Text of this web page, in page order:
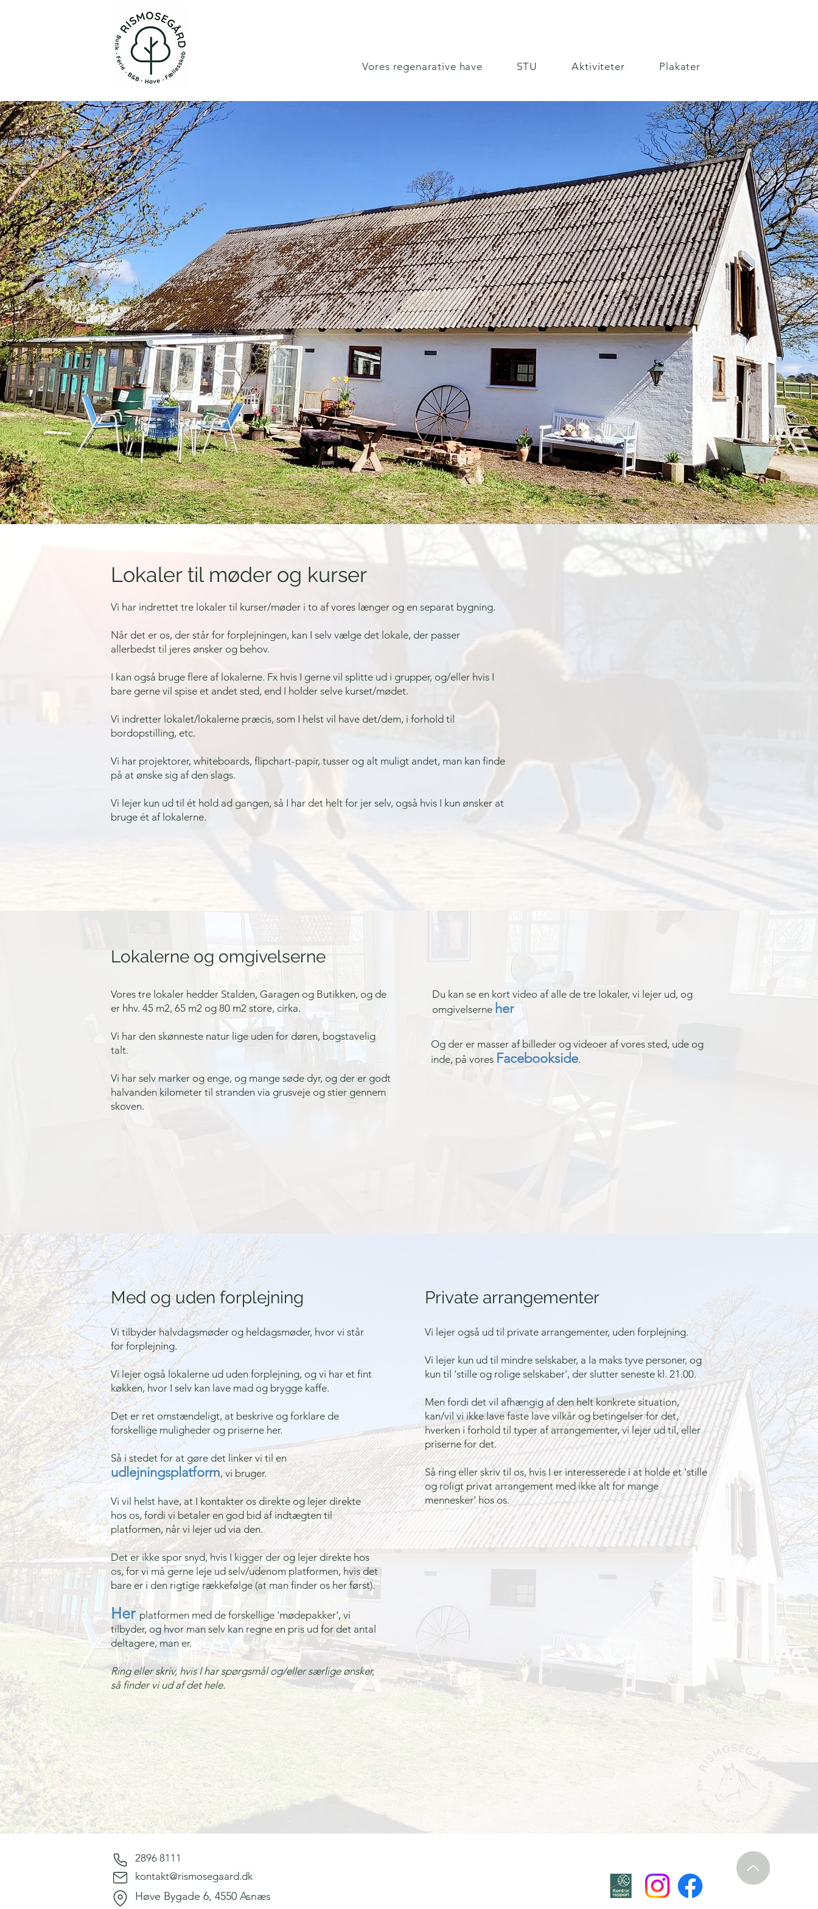
Vores regenarative have STU Aktiviteter Plakater
Lokaler til møder og kurser
Vi har indrettet tre lokaler til kurser/møder i to af vores længer og en separat bygning.
Når det er os, der står for forplejningen, kan I selv vælge det lokale, der passer
allerbedst til jeres ønsker og behov.
I kan også bruge flere af lokalerne. Fx hvis I gerne vil splitte ud i grupper, og/eller hvis I
bare gerne vil spise et andet sted, end I holder selve kurset/mødet.
Vi indretter lokalet/lokalerne præcis, som I helst vil have det/dem, i forhold til
bordopstilling, etc.
Vi har projektorer, whiteboards, flipchart-papir, tusser og alt muligt andet, man kan finde
på at ønske sig af den slags.
Vi lejer kun ud til ét hold ad gangen, så I har det helt for jer selv, også hvis I kun ønsker at
bruge ét af lokalerne.
Lokalerne og omgivelserne
​Vores tre lokaler hedder Stalden, Garagen og Butikken, og de
er hhv. 45 m2, 65 m2 og 80 m2 store, cirka.
Vi har den skønneste natur lige uden for døren, bogstavelig
talt.
Vi har selv marker og enge, og mange søde dyr, og der er godt
halvanden kilometer til stranden via grusveje og stier gennem
skoven.
Du kan se en kort video af alle de tre lokaler, vi lejer ud, og
omgivelserne her
Og der er masser af billeder og videoer af vores sted, ude og
inde, på vores Facebookside.
Med og uden forplejning
Vi tilbyder halvdagsmøder og heldagsmøder, hvor vi står
for forplejning.
Vi lejer også lokalerne ud uden forplejning, og vi har et fint
køkken, hvor I selv kan lave mad og brygge kaffe. ​
Det er ret omstændeligt, at beskrive og forklare de
forskellige muligheder og priserne her.
Så i stedet for at gøre det linker vi til en
udlejningsplatform, vi bruger.
Vi vil helst have, at I kontakter os direkte og lejer direkte
hos os​, fordi vi betaler en god bid af indtægten til
platformen, når vi lejer ud via den.
Det er ikke spor snyd, hvis I kigger der og lejer direkte hos
os,for vi må gerne leje ud selv/udenom platformen, hvis det
bare er i den rigtige rækkefølge (at man finder os her først).
Her platformen med de forskellige 'mødepakker', vi
tilbyder, og hvor man selv kan regne en pris ud for det antal
deltagere, man er.
​Ring eller skriv, hvis I har spørgsmål og/eller særlige ønsker,
så finder vi ud af det hele.
Private arrangementer
Vi lejer også ud til private arrangementer, uden forplejning.
Vi lejer kun ud til mindre selskaber, a la maks tyve personer, og
kun til 'stille og rolige selskaber', der slutter seneste kl. 21.00.
Men fordi det vil afhængig af den helt konkrete situation,
kan/vil vi ikke lave faste lave vilkår og betingelser for det,
hverken i forhold til typer af arrangementer, vi lejer ud til, eller
priserne for det.
Så ring eller skriv til os, hvis I er interesserede i at holde et 'stille
og roligt privat arrangement med ikke alt for mange
mennesker' hos os.
2896 8111
kontakt@rismosegaard.dk
Høve Bygade 6, 4550 Asnæs